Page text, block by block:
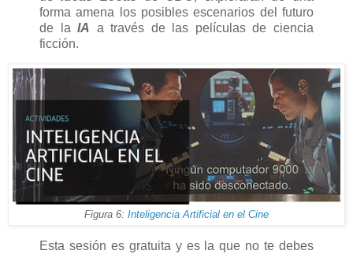
forma amena los posibles escenarios del futuro
de laIA a través de las películas de ciencia
ficción.
Figura 6: Inteligencia Artificial en el Cine
Esta sesión es gratuita y es la que no te debes